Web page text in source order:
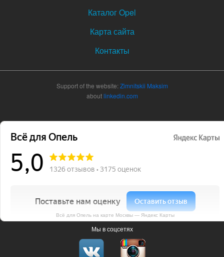
Каталог Opel
Карта сайта
Контакты
Support of the website:Zimnitskii Maksim
aboutlinkedin.com
Всё для Опель на карте Москвы — Яндекс Карты
Мы в соцсетях